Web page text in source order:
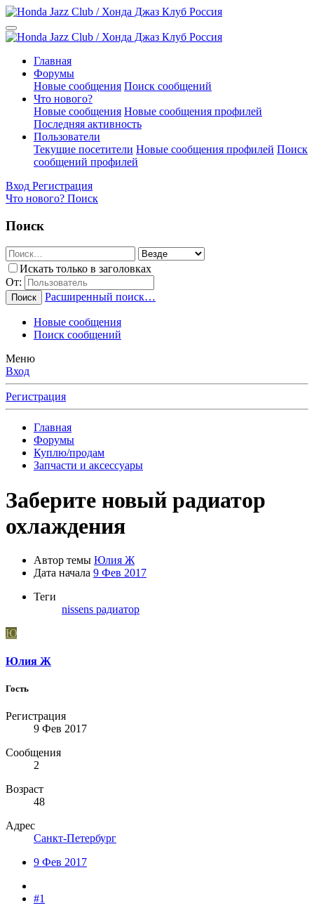
Главная
Форумы
Новые сообщения Поиск сообщений
Что нового?
Новые сообщения Новые сообщения профилей
Последняя активность
Пользователи
Текущие посетители Новые сообщения профилей Поиск
сообщений профилей
Вход Регистрация
Что нового? Поиск
Поиск
Искать только в заголовках
От:
Поиск Расширенный поиск…
Новые сообщения
Поиск сообщений
Меню
Вход
Регистрация
Главная
Форумы
Куплю/продам
Запчасти и аксессуары
Заберите новый радиатор
охлаждения
Автор темы Юлия Ж
Дата начала 9 Фев 2017
Теги
nissens радиатор
Ю
Юлия Ж
Гость
Регистрация
9 Фев 2017
Сообщения
2
Возраст
48
Адрес
Санкт-Петербург
9 Фев 2017
#1